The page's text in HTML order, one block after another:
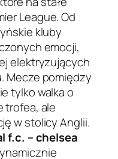
League. Od
kluby
emocji,
elektryzujących
Mecze pomiędzy
tylko walka o
trofea, ale
w stolicy Anglii.
f.c. – chelsea